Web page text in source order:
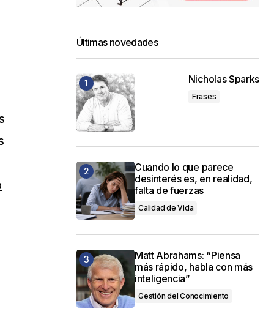
Últimas novedades
Nicholas Sparks
Frases
Cuando lo que parece
desinterés es, en realidad,
falta de fuerzas
Calidad de Vida
Matt Abrahams: “Piensa
más rápido, habla con más
inteligencia”
Gestión del Conocimiento